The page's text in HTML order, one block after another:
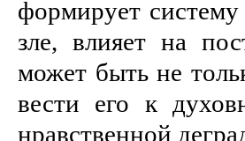
формирует
зле, влияет на
может быть не
вести его к
нравственной